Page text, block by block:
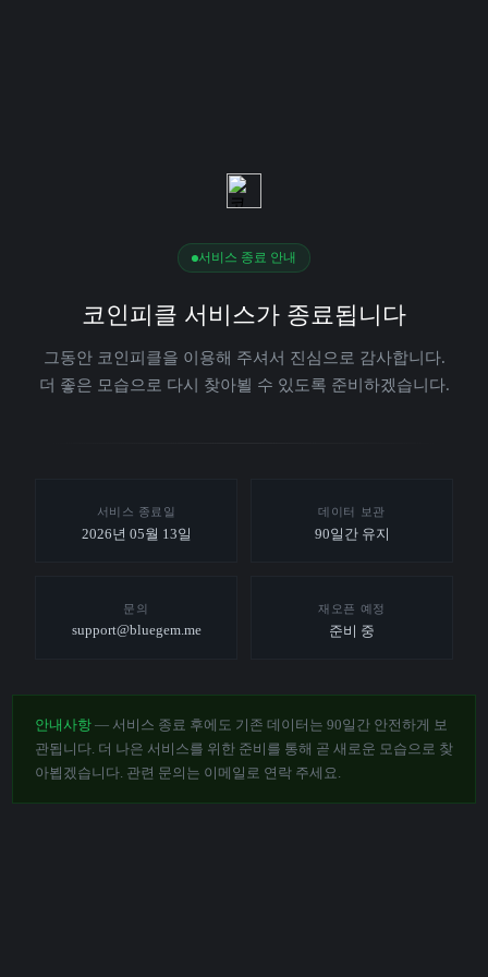
서비스 종료 안내
코인피클 서비스가 종료됩니다
그동안 코인피클을 이용해 주셔서 진심으로 감사합니다.
더 좋은 모습으로 다시 찾아뵐 수 있도록 준비하겠습니다.
서비스 종료일
2026년 05월 13일
데이터 보관
90일간 유지
문의
support@bluegem.me
재오픈 예정
준비 중
안내사항 — 서비스 종료 후에도 기존 데이터는 90일간 안전하게 보
관됩니다. 더 나은 서비스를 위한 준비를 통해 곧 새로운 모습으로 찾
아뵙겠습니다. 관련 문의는 이메일로 연락 주세요.